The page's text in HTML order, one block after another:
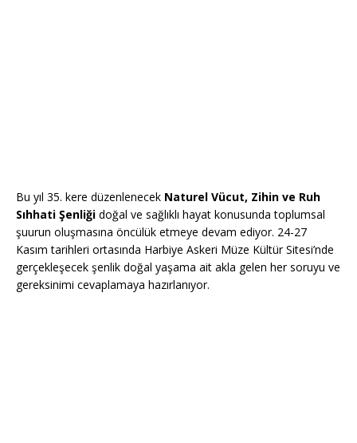
Bu yıl 35. kere düzenlenecek Naturel Vücut, Zihin ve Ruh
Sıhhati Şenliği doğal ve sağlıklı hayat konusunda toplumsal
şuurun oluşmasına öncülük etmeye devam ediyor. 24-27
Kasım tarihleri ortasında Harbiye Askeri Müze Kültür Sitesi’nde
gerçekleşecek şenlik doğal yaşama ait akla gelen her soruyu ve
gereksinimi cevaplamaya hazırlanıyor.